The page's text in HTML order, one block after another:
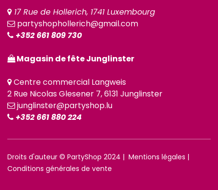
17 Rue de Hollerich, 1741 Luxembourg
partyshophollerich@gmail.com
+352 661 809 730
Magasin de fête Junglinster
Centre commercial Langweis
2 Rue Nicolas Glesener 7, 6131 Junglinster
junglinster@partyshop.lu
+352 661 880 224
Droits d'auteur © PartyShop 2024 | Mentions légales |
Conditions générales de vente